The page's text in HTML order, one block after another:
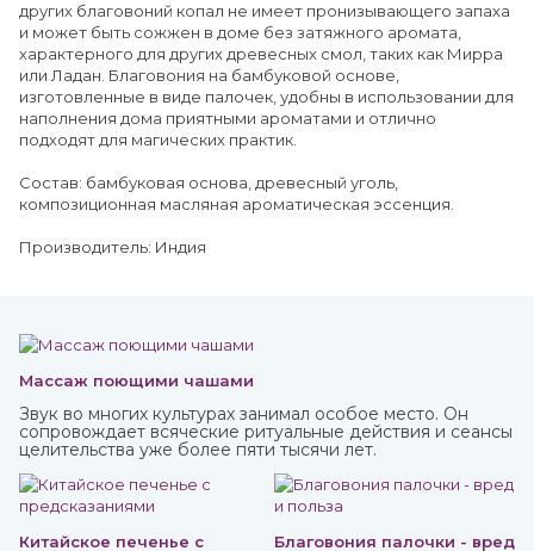
других благовоний копал не имеет пронизывающего запаха
и может быть сожжен в доме без затяжного аромата,
характерного для других древесных смол, таких как Мирра
или Ладан. Благовония на бамбуковой основе,
изготовленные в виде палочек, удобны в использовании для
наполнения дома приятными ароматами и отлично
подходят для магических практик.
Состав: бамбуковая основа, древесный уголь,
композиционная масляная ароматическая эссенция.
Производитель: Индия
Массаж поющими чашами
Звук во многих культурах занимал особое место. Он
сопровождает всяческие ритуальные действия и сеансы
целительства уже более пяти тысячи лет.
Китайское печенье с
Благовония палочки - вред